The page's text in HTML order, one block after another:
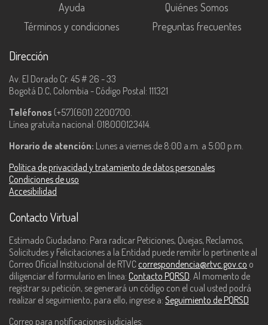
Ayuda
Quiénes Somos
Términos y condiciones
Preguntas frecuentes
Dirección
Av. El Dorado Cr. 45 # 26 - 33
Bogotá D.C, Colombia - Código Postal: 111321
Teléfonos (+57)(601) 2200700.
Línea gratuita nacional: 018000123414.
Horario de atención: Lunes a viernes de 8:00 a.m. a 5:00 p.m.
Política de privacidad y tratamiento de datos personales
Condiciones de uso
Accesibilidad
Contacto Virtual
Estimado Ciudadano: Para radicar Peticiones, Quejas, Reclamos,
Solicitudes y Felicitaciones a la Entidad puede remitir lo pertinente al
Correo Oficial Institucional de RTVC correspondencia@rtvc.gov.co o
diligenciar el formulario en línea: Contacto PQRSD. Al momento de
registrar su petición, se generará un código con el cual usted podrá
realizar el seguimiento, para ello, ingrese a: Seguimiento de PQRSD
Correo para notificaciones judiciales: